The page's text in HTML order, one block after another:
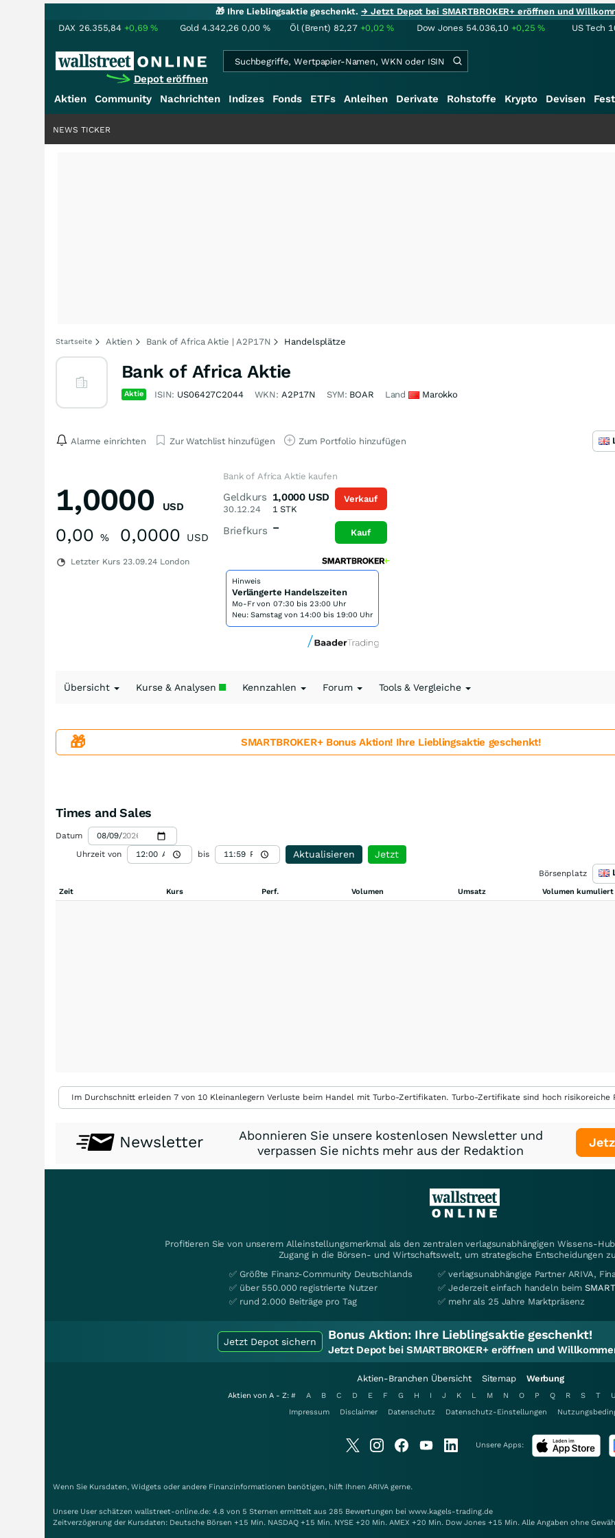
🎁 Ihre Lieblingsaktie geschenkt.→ Jetzt Depot bei SMARTBROKER+ eröffnen und
DAX 26.355,84 +0,69% Gold 4.342,26 0,00 % Öl (Brent) 82,27 +0,02% Dow Jones 54.036,10 +0,25% US Tech
Depot eröffnen
Aktien Community Nachrichten Indizes Fonds ETFs Anleihen Derivate Rohstoffe Krypto Devisen
NEWS TICKER
Startseite Aktien Bank of Africa Aktie | A2P17N Handelsplätze
Bank of Africa Aktie
Aktie ISIN: US06427C2044 WKN: A2P17N SYM: BOAR Land Marokko
Alarme einrichten Zur Watchlist hinzufügen Zum Portfolio hinzufügen
1,0000 USD
0,00 % 0,0000 USD
Letzter Kurs 23.09.24 London
Bank of Africa Aktie kaufen
Geldkurs
30.12.24
1,0000 USD
1 STK
Briefkurs –
Verkauf
Kauf
Hinweis
Verlängerte Handelszeiten
Mo-Fr von 07:30 bis 23:00 Uhr
Neu: Samstag von 14:00 bis 19:00 Uhr
Übersicht Kurse & Analysen Kennzahlen Forum Tools & Vergleiche
🎁 SMARTBROKER+ Bonus Aktion! Ihre Lieblingsaktie geschenkt!
Times and Sales
Datum
Uhrzeit von
bis Aktualisieren Jetzt
Börsenplatz
Zeit Kurs Perf. Volumen Umsatz Volumen kumuliert
Im Durchschnitt erleiden 7 von 10 Kleinanlegern Verluste beim Handel mit Turbo-Zertifikaten. Turbo-Zertifikate sind hoch
Newsletter
Abonnieren Sie unsere kostenlosen Newsletter und
verpassen Sie nichts mehr aus der Redaktion
Profitieren Sie von unserem Alleinstellungsmerkmal als den zentralen verlagsunabhängigen Wissens-
Zugang in die Börsen- und Wirtschaftswelt, um strategische Entscheidungen
✅ Größte Finanz-Community Deutschlands
✅ über 550.000 registrierte Nutzer
✅ rund 2.000 Beiträge pro Tag
✅ verlagsunabhängige Partner ARIVA,
✅ Jederzeit einfach handeln beim
✅ mehr als 25 Jahre Marktpräsenz
Jetzt Depot sichern Bonus Aktion: Ihre Lieblingsaktie geschenkt!
Jetzt Depot bei SMARTBROKER+ eröffnen und
Aktien-Branchen Übersicht Sitemap Werbung
Aktien von A - Z: # A B C D E F G H I J K L M N O P Q R S T U
Impressum
Disclaimer Datenschutz Datenschutz-Einstellungen
Unsere Apps:
Wenn Sie Kursdaten, Widgets oder andere Finanzinformationen benötigen, hilft Ihnen ARIVA gerne.
Unsere User schätzen wallstreet-online.de: 4.8 von 5 Sternen ermittelt aus 285 Bewertungen bei www.kagels-trading.de
Zeitverzögerung der Kursdaten: Deutsche Börsen +15 Min. NASDAQ +15 Min. NYSE +20 Min. AMEX +20 Min. Dow Jones +15 Min. Alle Angaben ohne